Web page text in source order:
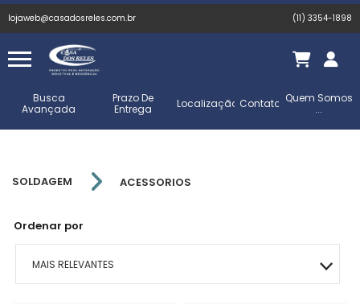
lojaweb@casadosreles.com.br (11) 3354-1898
Busca
Avançada
Prazo De
Entrega
Localização Contato Quem Somos
...
SOLDAGEM ACESSORIOS
Ordenar por
MAIS RELEVANTES